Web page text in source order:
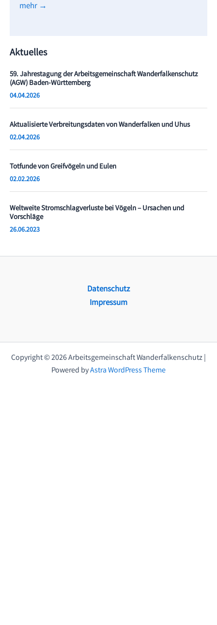
mehr →
Aktuelles
59. Jahrestagung der Arbeitsgemeinschaft Wanderfalkenschutz
(AGW) Baden-Württemberg
04.04.2026
Aktualisierte Verbreitungsdaten von Wanderfalken und Uhus
02.04.2026
Totfunde von Greifvögeln und Eulen
02.02.2026
Weltweite Stromschlagverluste bei Vögeln – Ursachen und
Vorschläge
26.06.2023
Datenschutz
Impressum
Copyright © 2026 Arbeitsgemeinschaft Wanderfalkenschutz |
Powered byAstra WordPress Theme